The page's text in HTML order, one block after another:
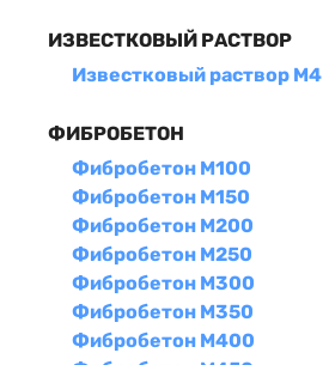
ИЗВЕСТКОВЫЙ РАСТВОР
Известковый раствор М4
ФИБРОБЕТОН
Фибробетон М100
Фибробетон М150
Фибробетон М200
Фибробетон М250
Фибробетон М300
Фибробетон М350
Фибробетон М400